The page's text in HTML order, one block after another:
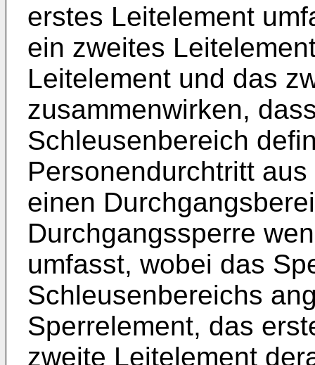
erstes Leitelement
ein zweites
Leitelement und das
zusammenwirken,
Schleusenbereich
Personendurchtritt
einen
Durchgangssperre
umfasst, wobei das
Schleusenbereichs
Sperrelement, das
zweite Leitelement